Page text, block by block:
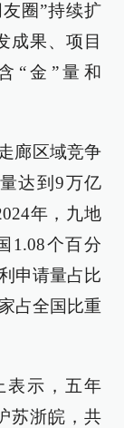
圈”持续扩
成果、项目
“金”量和
廊区域竞争
达到9万亿
年，九地
1.08个百分
申请量占比
占全国比重
表示，五年
苏浙皖，共